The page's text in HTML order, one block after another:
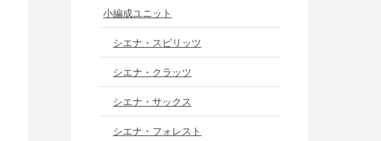
小編成ユニット
シエナ・スピリッツ
シエナ・クラッツ
シエナ・サックス
シエナ・フォレスト